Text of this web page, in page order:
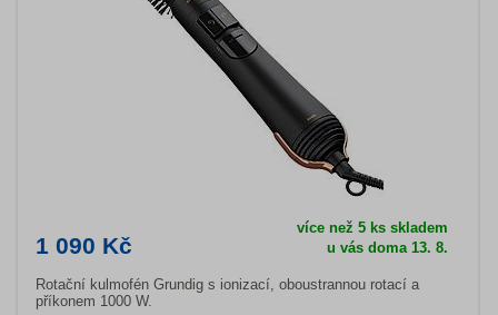
1 090 Kč
více než 5 ks skladem
u vás doma 13. 8.
Rotační kulmofén Grundig s ionizací, oboustrannou rotací a
příkonem 1000 W.